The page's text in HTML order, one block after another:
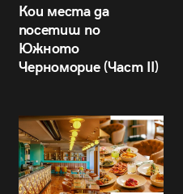
Кои места да
посетиш по
Южното
Черноморие (Част II)